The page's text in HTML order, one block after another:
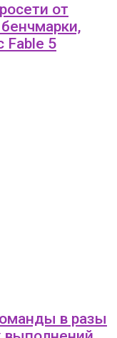
от
Fable 5
в разы